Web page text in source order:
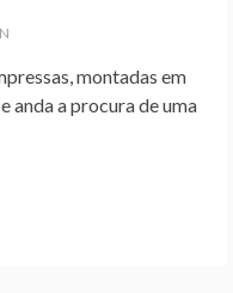
montadas em
anda a procura de uma